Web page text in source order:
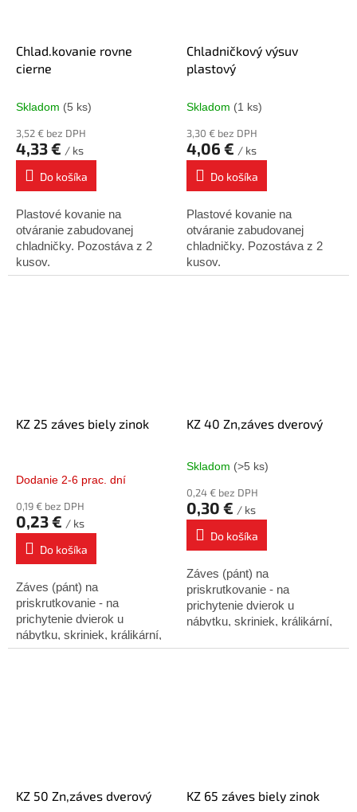
Chlad.kovanie rovne
cierne
Skladom (5 ks)
3,52 € bez DPH
4,33 € / ks
Do košíka
Plastové kovanie na
otváranie zabudovanej
chladničky. Pozostáva z 2
kusov.
Chladničkový výsuv
plastový
Skladom (1 ks)
3,30 € bez DPH
4,06 € / ks
Do košíka
Plastové kovanie na
otváranie zabudovanej
chladničky. Pozostáva z 2
kusov.
KZ 25 záves biely zinok
Dodanie 2-6 prac. dní
0,19 € bez DPH
0,23 € / ks
Do košíka
Záves (pánt) na
priskrutkovanie - na
prichytenie dvierok u
nábytku, skriniek, králikární,
debien atď.
KZ 40 Zn,záves dverový
Priemerné
produktu
je
4,0
hviezdičiek.
Skladom (>5 ks)
0,24 € bez DPH
0,30 € / ks
Do košíka
Záves (pánt) na
priskrutkovanie - na
prichytenie dvierok u
nábytku, skriniek, králikární,
KZ 50 Zn,záves dverový KZ 65 záves biely zinok